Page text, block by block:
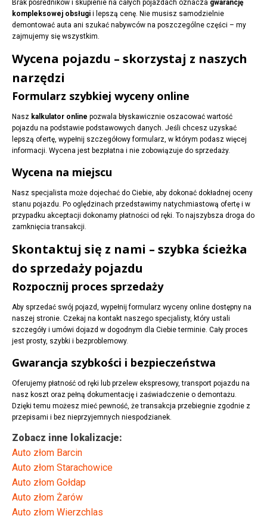
Brak pośredników i skupienie na całych pojazdach oznacza gwarancję
kompleksowej obsługi i lepszą cenę. Nie musisz samodzielnie
demontować auta ani szukać nabywców na poszczególne części – my
zajmujemy się wszystkim.
Wycena pojazdu – skorzystaj z naszych
narzędzi
Formularz szybkiej wyceny online
Nasz kalkulator online pozwala błyskawicznie oszacować wartość
pojazdu na podstawie podstawowych danych. Jeśli chcesz uzyskać
lepszą ofertę, wypełnij szczegółowy formularz, w którym podasz więcej
informacji. Wycena jest bezpłatna i nie zobowiązuje do sprzedaży.
Wycena na miejscu
Nasz specjalista może dojechać do Ciebie, aby dokonać dokładnej oceny
stanu pojazdu. Po oględzinach przedstawimy natychmiastową ofertę i w
przypadku akceptacji dokonamy płatności od ręki. To najszybsza droga do
zamknięcia transakcji.
Skontaktuj się z nami – szybka ścieżka
do sprzedaży pojazdu
Rozpocznij proces sprzedaży
Aby sprzedać swój pojazd, wypełnij formularz wyceny online dostępny na
naszej stronie. Czekaj na kontakt naszego specjalisty, który ustali
szczegóły i umówi dojazd w dogodnym dla Ciebie terminie. Cały proces
jest prosty, szybki i bezproblemowy.
Gwarancja szybkości i bezpieczeństwa
Oferujemy płatność od ręki lub przelew ekspresowy, transport pojazdu na
nasz koszt oraz pełną dokumentację i zaświadczenie o demontażu.
Dzięki temu możesz mieć pewność, że transakcja przebiegnie zgodnie z
przepisami i bez nieprzyjemnych niespodzianek.
Zobacz inne lokalizacje:
Auto złom Barcin
Auto złom Starachowice
Auto złom Gołdap
Auto złom Żarów
Auto złom Wierzchlas